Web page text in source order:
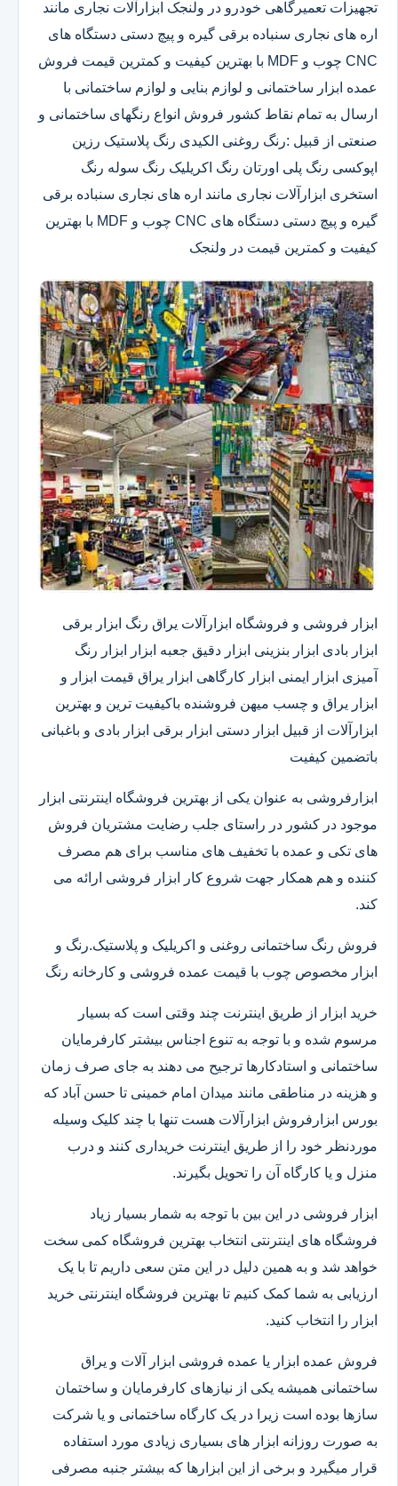
تجهیزات تعمیرگاهی خودرو در ولنجک ابزارآلات نجاری مانند
اره های نجاری سنباده برقی گیره و پیچ دستی دستگاه های
CNC چوب و MDF با بهترین کیفیت و کمترین قیمت فروش
عمده ابزار ساختمانی و لوازم بنایی و لوازم ساختمانی با
ارسال به تمام نقاط کشور فروش انواع رنگهای ساختمانی و
صنعتی از قبیل :رنگ روغنی الکیدی رنگ پلاستیک رزین
اپوکسی رنگ پلی اورتان رنگ اکریلیک رنگ سوله رنگ
استخری ابزارآلات نجاری مانند اره های نجاری سنباده برقی
گیره و پیچ دستی دستگاه های CNC چوب و MDF با بهترین
کیفیت و کمترین قیمت در ولنجک
ابزار فروشی و فروشگاه ابزارآلات یراق رنگ ابزار برقی
ابزار بادی ابزار بنزینی ابزار دقیق​ جعبه ابزار ابزار رنگ
آمیزی ابزار ایمنی ابزار کارگاهی ابزار یراق قیمت ابزار و
ابزار یراق و چسب میهن فروشنده باکیفیت ترین و بهترین
ابزارآلات از قبیل ابزار دستی ابزار برقی ابزار بادی و باغبانی
باتضمین کیفیت
ابزارفروشی به عنوان یکی از بهترین فروشگاه اینترنتی ابزار
موجود در کشور در راستای جلب رضایت مشتریان فروش
های تکی و عمده با تخفیف های مناسب برای هم مصرف
کننده و هم همکار جهت شروع کار ابزار فروشی ارائه می
کند.
فروش رنگ ساختمانی روغنی و اکریلیک و پلاستیک.رنگ و
ابزار مخصوص چوب با قیمت عمده فروشی و کارخانه رنگ
خرید ابزار از طریق اینترنت چند وقتی است که بسیار
مرسوم شده و با توجه به تنوع اجناس بیشتر کارفرمایان
ساختمانی و استادکارها ترجیح می دهند به جای صرف زمان
و هزینه در مناطقی مانند میدان امام خمینی تا حسن آباد که
بورس ابزارفروش ابزارآلات هست تنها با چند کلیک وسیله
موردنظر خود را از طریق اینترنت خریداری کنند و درب
منزل و یا کارگاه آن را تحویل بگیرند.
ابزار فروشی در این بین با توجه به شمار بسیار زیاد
فروشگاه های اینترنتی انتخاب بهترین فروشگاه کمی سخت
خواهد شد و به همین دلیل در این متن سعی داریم تا با یک
ارزیابی به شما کمک کنیم تا بهترین فروشگاه اینترنتی خرید
ابزار را انتخاب کنید.
فروش عمده ابزار یا عمده فروشی ابزار آلات و یراق
ساختمانی همیشه یکی از نیازهای کارفرمایان و ساختمان
سازها بوده است زیرا در یک کارگاه ساختمانی و یا شرکت
به صورت روزانه ابزار های بسیاری زیادی مورد استفاده
قرار میگیرد و برخی از این ابزارها که بیشتر جنبه مصرفی